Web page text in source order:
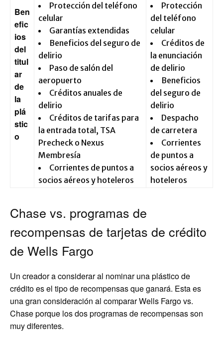
Ben
efic
ios
del
titul
ar
de
la
plá
stic
o
Protección del teléfono
celular
Garantías extendidas
Beneficios del seguro de
delirio
Paso de salón del
aeropuerto
Créditos anuales de
delirio
Créditos de tarifas para
la entrada total, TSA
Precheck o Nexus
Membresía
Corrientes de puntos a
socios aéreos y hoteleros
Protección
del teléfono
celular
Créditos de
la enunciación
de delirio
Beneficios
del seguro de
delirio
Despacho
de carretera
Corrientes
de puntos a
socios aéreos y
hoteleros
Chase vs. programas de
recompensas de tarjetas de crédito
de Wells Fargo
Un creador a considerar al nominar una plástico de
crédito es el tipo de recompensas que ganará. Esta es
una gran consideración al comparar Wells Fargo vs.
Chase porque los dos programas de recompensas son
muy diferentes.